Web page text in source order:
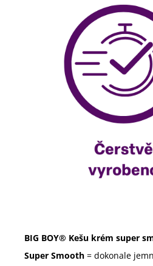
BIG BOY® Kešu krém super
Super Smooth = dokonale